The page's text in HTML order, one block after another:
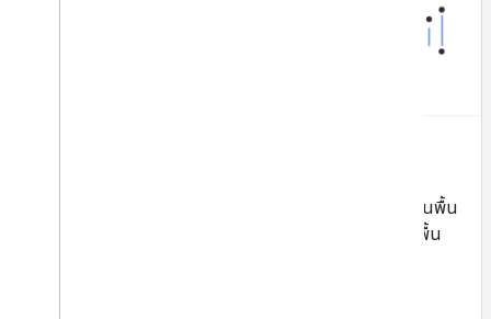
จดจำข้อความที่เขียนด้วยลายมือและรูปร่างที่วาดด้วยมือบนพื้น
ผิวดิจิทัล เช่น หน้าจอสัมผัส จดจำภาษา อีโมจิ และรูปร่างพื้น